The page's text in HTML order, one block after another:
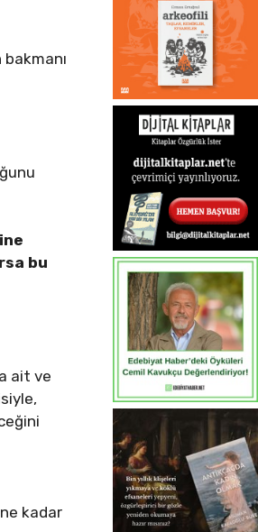
bu
ait ve
kadar